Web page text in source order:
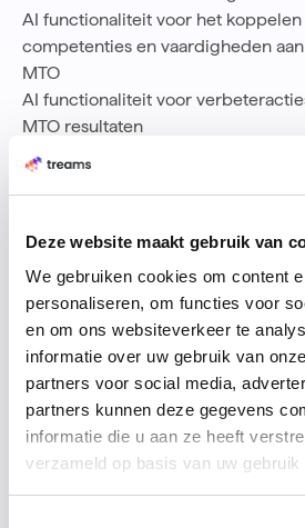
Deze website maakt gebruik van
We gebruiken cookies om content
personaliseren, om functies voor
en om ons websiteverkeer te
informatie over uw gebruik van
partners voor social media,
partners kunnen deze gegevens
informatie die u aan ze heeft
verzameld op basis van uw
AI functionaliteit voor het koppelen
competenties en vaardigheden
MTO
AI functionaliteit voor
MTO resultaten
benchmark MTO
Verbeterpunt
wenselijk. AI kan leiden tot meer
de praktijk ook het
Learned: expertise
Learned is, op het eerste gezicht,
platform. De inhoudelijke HR
in organisaties vinden we minder
van Learned worden enkele